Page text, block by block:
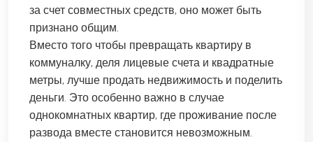
за счет совместных средств, оно может быть
признано общим.
Вместо того чтобы превращать квартиру в
коммуналку, деля лицевые счета и квадратные
метры, лучше продать недвижимость и поделить
деньги. Это особенно важно в случае
однокомнатных квартир, где проживание после
развода вместе становится невозможным.